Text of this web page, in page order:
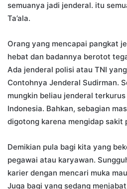
semuanya jadi jenderal. itu
Ta’ala.
Orang yang mencapai pangkat
hebat dan badannya berotot
Ada jenderal polisi atau TNI
Contohnya Jenderal Sudirman.
mungkin beliau jenderal
Indonesia. Bahkan, sebagian
digotong karena mengidap sakit
Demikian pula bagi kita yang
pegawai atau karyawan.
karier dengan mencari muka
Juga bagi yang sedang